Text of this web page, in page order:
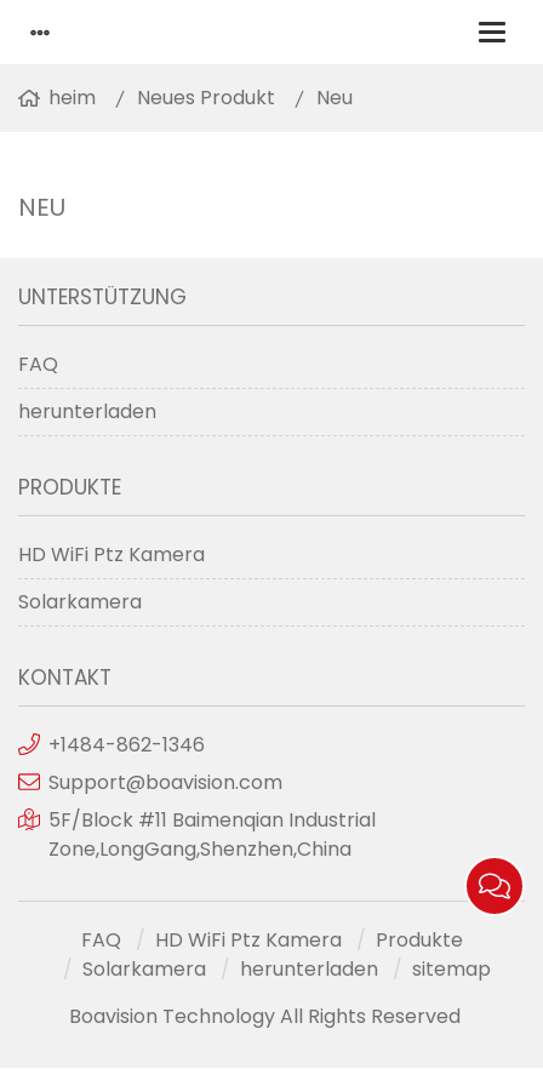
heim Neues Produkt Neu
NEU
UNTERSTÜTZUNG
FAQ
herunterladen
PRODUKTE
HD WiFi Ptz Kamera
Solarkamera
KONTAKT
+1484-862-1346
Support@boavision.com
5F/Block #11 Baimenqian Industrial
Zone,LongGang,Shenzhen,China
FAQ HD WiFi Ptz Kamera
Produkte
Solarkamera
herunterladen
sitemap
Boavision Technology All Rights Reserved